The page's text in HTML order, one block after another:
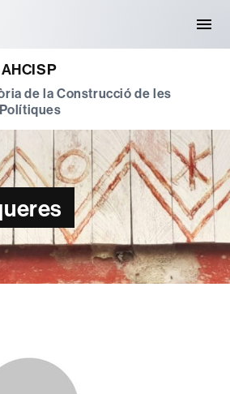
de la Construcció de les